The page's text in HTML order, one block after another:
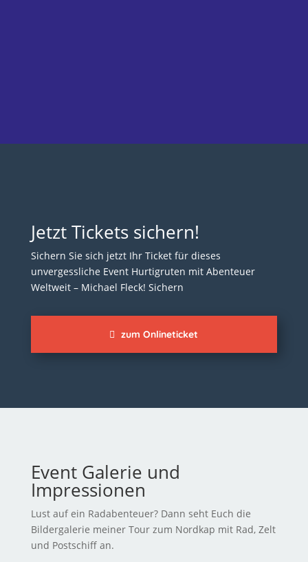
Jetzt Tickets sichern!
Sichern Sie sich jetzt Ihr Ticket für dieses
unvergessliche Event Hurtigruten mit Abenteuer
Weltweit – Michael Fleck! Sichern
zum Onlineticket
Event Galerie und
Impressionen
Lust auf ein Radabenteuer? Dann seht Euch die
Bildergalerie meiner Tour zum Nordkap mit Rad, Zelt
und Postschiff an.